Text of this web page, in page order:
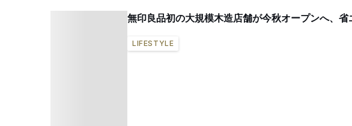
無印良品初の大規模木造店舗が今秋オープンへ、
LIFESTYLE